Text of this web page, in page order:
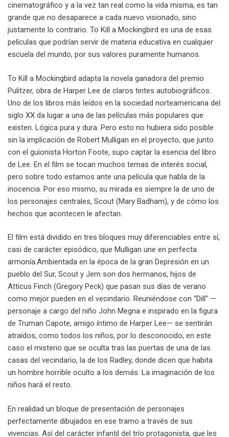
cinematográfico y a la vez tan real como la vida misma, es tan
grande que no desaparece a cada nuevo visionado, sino
justamente lo contrario. To Kill a Mockingbird es una de esas
películas que podrían servir de materia educativa en cualquier
escuela del mundo, por sus valores puramente humanos.
To Kill a Mockingbird adapta la novela ganadora del premio
Pulitzer, obra de Harper Lee de claros tintes autobiográficos.
Uno de los libros más leídos en la sociedad norteamericana del
siglo XX da lugar a una de las películas más populares que
existen. Lógica pura y dura. Pero esto no hubiera sido posible
sin la implicación de Robert Mulligan en el proyecto, que junto
con el guionista Horton Foote, supo captar la esencia del libro
de Lee. En el film se tocan muchos temas de interés social,
pero sobre todo estamos ante una película que habla de la
inocencia. Por eso mismo, su mirada es siempre la de uno de
los personajes centrales, Scout (Mary Badham), y de cómo los
hechos que acontecen le afectan.
El film está dividido en tres bloques muy diferenciables entre sí,
casi de carácter episódico, que Mulligan une en perfecta
armonía.Ambientada en la época de la gran Depresión en un
pueblo del Sur, Scout y Jem son dos hermanos, hijos de
Atticus Finch (Gregory Peck) que pasan sus días de verano
como mejor pueden en el vecindario. Reuniéndose con “Dill” —
personaje a cargo del niño John Megna e inspirado en la figura
de Truman Capote, amigo íntimo de Harper Lee— se sentirán
atraídos, como todos los niños, por lo desconocido, en este
caso el misterio que se oculta tras las puertas de una de las
casas del vecindario, la de los Radley, donde dicen que habita
un hombre horrible oculto a los demás. La imaginación de los
niños hará el resto.
En realidad un bloque de presentación de personajes
perfectamente dibujados en ese tramo a través de sus
vivencias. Así del carácter infantil del trío protagonista, que les